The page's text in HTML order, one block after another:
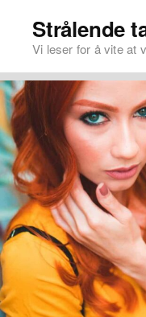
Strålende
Vi leser for å vite at